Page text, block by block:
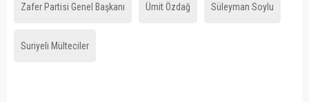
Zafer Partisi Genel Başkanı Ümit Özdağ Süleyman Soylu
Suriyeli Mülteciler